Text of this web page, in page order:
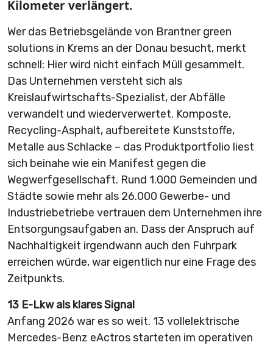
Kilometer verlängert.
Wer das Betriebsgelände von Brantner green
solutions in Krems an der Donau besucht, merkt
schnell: Hier wird nicht einfach Müll gesammelt.
Das Unternehmen versteht sich als
Kreislaufwirtschafts-Spezialist, der Abfälle
verwandelt und wiederverwertet. Komposte,
Recycling-Asphalt, aufbereitete Kunststoffe,
Metalle aus Schlacke – das Produktportfolio liest
sich beinahe wie ein Manifest gegen die
Wegwerfgesellschaft. Rund 1.000 Gemeinden und
Städte sowie mehr als 26.000 Gewerbe- und
Industriebetriebe vertrauen dem Unternehmen ihre
Entsorgungsaufgaben an. Dass der Anspruch auf
Nachhaltigkeit irgendwann auch den Fuhrpark
erreichen würde, war eigentlich nur eine Frage des
Zeitpunkts.
13 E-Lkw als klares Signal
Anfang 2026 war es so weit. 13 vollelektrische
Mercedes-Benz eActros starteten im operativen